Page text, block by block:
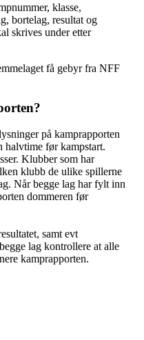
klasse,
bortelag, resultat og
skrives under etter
få gebyr fra NFF
på kamprapporten
halvtime før kampstart.
Klubber som har
klubb de ulike spillerne
Når begge lag har fylt inn
dommeren før
samt evt
lag kontrollere at alle
kamprapporten.